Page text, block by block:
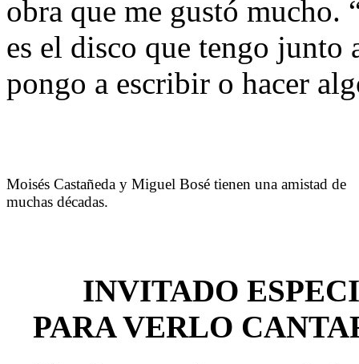
obra que me gustó
es el disco que tengo junto
pongo a escribir o hacer
Moisés Castañeda y Miguel Bosé tienen una amistad de
muchas décadas.
INVITADO
PARA VERLO